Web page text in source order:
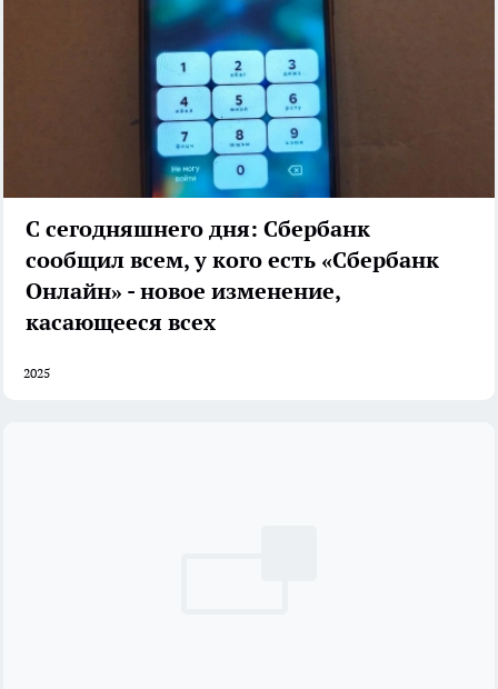
С сегодняшнего дня: Сбербанк
сообщил всем, у кого есть «Сбербанк
Онлайн» - новое изменение,
касающееся всех
2025